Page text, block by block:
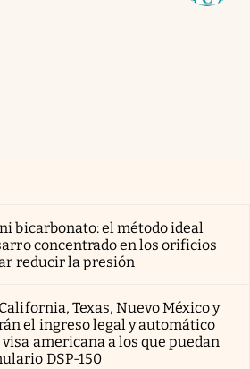
bicarbonato: el método ideal
concentrado en los orificios
reducir la presión
Texas, Nuevo México y
el ingreso legal y automático
americana a los que puedan
DSP-150